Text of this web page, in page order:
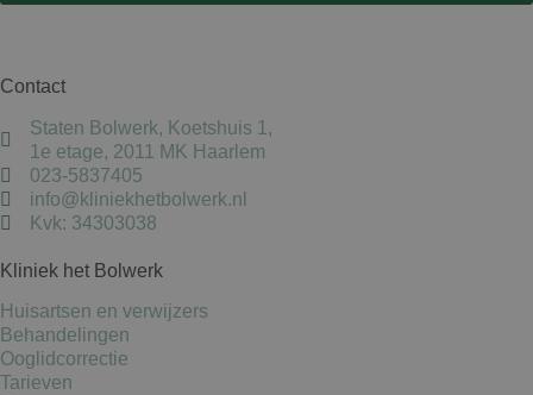
Contact
Staten Bolwerk, Koetshuis 1,
1e etage, 2011 MK Haarlem
023-5837405
info@kliniekhetbolwerk.nl
Kvk: 34303038
Kliniek het Bolwerk
Huisartsen en verwijzers
Behandelingen
Ooglidcorrectie
Tarieven